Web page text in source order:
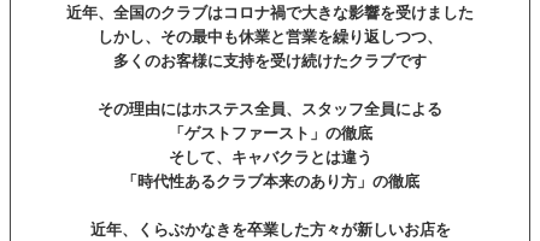
近年、全国のクラブはコロナ禍で大きな影響を受けました
しかし、その最中も休業と営業を繰り返しつつ、
多くのお客様に支持を受け続けたクラブです
その理由にはホステス全員、スタッフ全員による
「ゲストファースト」の徹底
そして、キャバクラとは違う
「時代性あるクラブ本来のあり方」の徹底
近年、くらぶかなきを卒業した方々が新しいお店を